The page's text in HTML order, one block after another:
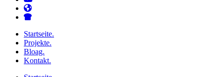
Startseite.
Projekte.
Bloag.
Kontakt.